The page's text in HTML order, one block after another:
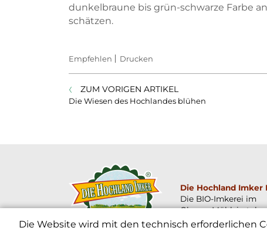
dunkelbraune bis grün-schwarze Farbe
schätzen.
Drucken
Empfehlen
ZUM VORIGEN ARTIKEL
Die Wiesen des Hochlandes blühen
Die Hochland Imker
Die BIO-Imkerei im
Oberen Mühlviertel
Die Website wird mit den technisch erforderlichen